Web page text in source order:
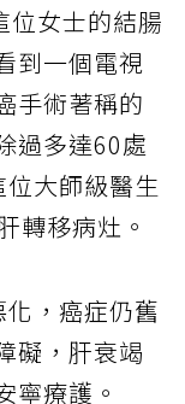
位女士的結腸
到一個電視
手術著稱的
過多達60處
大師級醫生
轉移病灶。
，癌症仍舊
礙，肝衰竭
寧療護。